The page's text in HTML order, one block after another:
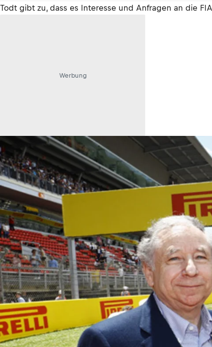
Todt gibt zu, dass es Interesse und Anfragen an die
Werbung